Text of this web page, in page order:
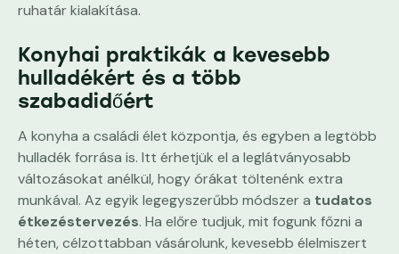
ruhatár kialakítása.
Konyhai praktikák a kevesebb
hulladékért és a több
szabadidőért
A konyha a családi élet központja, és egyben a legtöbb
hulladék forrása is. Itt érhetjük el a leglátványosabb
változásokat anélkül, hogy órákat töltenénk extra
munkával. Az egyik legegyszerűbb módszer a tudatos
étkezéstervezés. Ha előre tudjuk, mit fogunk főzni a
héten, célzottabban vásárolunk, kevesebb élelmiszert